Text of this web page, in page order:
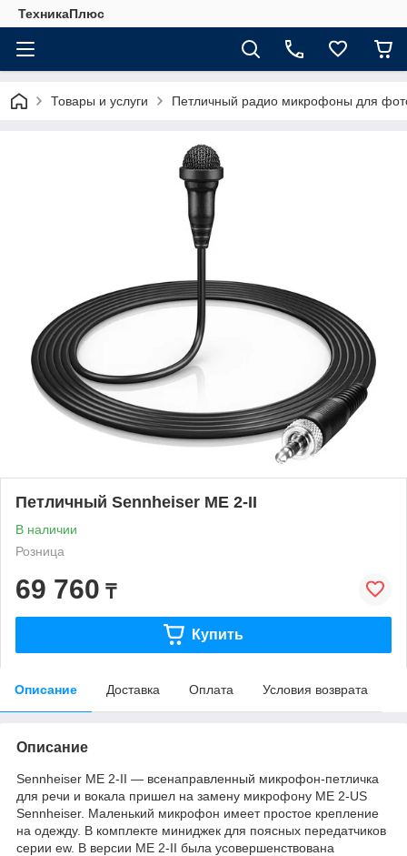
ТехникаПлюс
Товары и услуги Петличный радио микрофоны для
Петличный Sennheiser ME 2-II
В наличии
Розница
69 760 ₸
Купить
Описание Доставка Оплата Условия возврата
Описание
Sennheiser ME 2-II — всенаправленный микрофон-петличка
для речи и вокала пришел на замену микрофону ME 2-US
Sennheiser. Маленький микрофон имеет простое крепление
на одежду. В комплекте миниджек для поясных передатчиков
серии ew. В версии ME 2-II была усовершенствована